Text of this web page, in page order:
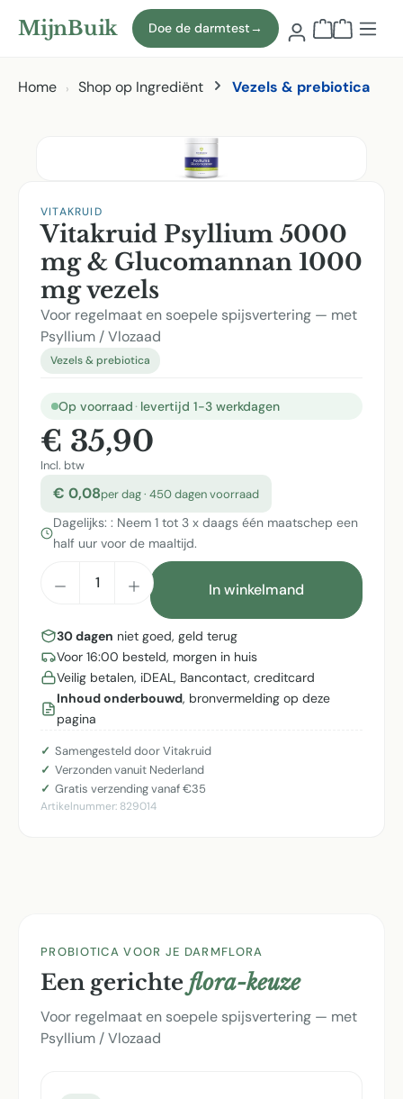
Naar hoofdinhoud
MijnBuik Doe de darmtest→
Home Shop op Ingrediënt Vezels & prebiotica
VITAKRUID
Vitakruid Psyllium 5000
mg & Glucomannan 1000
mg vezels
Voor regelmaat en soepele spijsvertering — met
Psyllium / Vlozaad
Vezels & prebiotica
Op voorraad · levertijd 1-3 werkdagen
€ 35,90
Incl. btw
€ 0,08per dag · 450 dagen voorraad
Dagelijks: : Neem 1 tot 3 x daags één maatschep een
half uur voor de maaltijd.
Producthoeveelheid: Voer de
In winkelmand
30 dagen niet goed, geld terug
Voor 16:00 besteld, morgen in huis
Veilig betalen, iDEAL, Bancontact, creditcard
Inhoud onderbouwd, bronvermelding op deze
pagina
Samengesteld door Vitakruid
Verzonden vanuit Nederland
Gratis verzending vanaf €35
Artikelnummer: 829014
PROBIOTICA VOOR JE DARMFLORA
Een gerichte flora-keuze
Voor regelmaat en soepele spijsvertering — met
Psyllium / Vlozaad